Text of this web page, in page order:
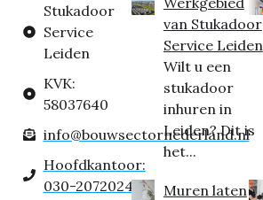
Stukadoor
Service
Leiden
KVK:
58037640
info@bouwsectornederland.nl
Hoofdkantoor:
030-2072024
van Stukadoor
Service Leiden
Wilt u een
stukadoor
inhuren in
Leiden? Dit is
het...
Muren laten